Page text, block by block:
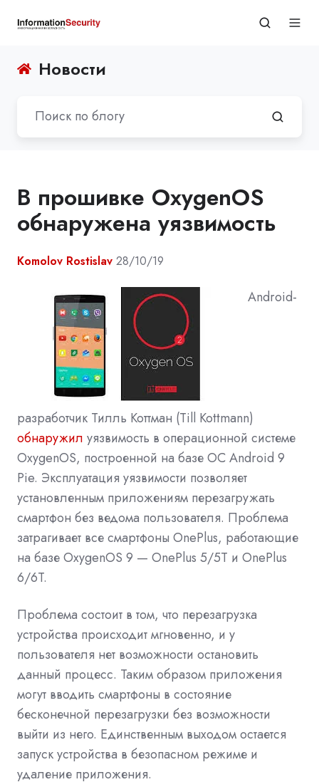
Новости
В прошивке OxygenOS
обнаружена уязвимость
Komolov Rostislav 28/10/19
Android-
разработчик Тилль Коттман (Till Kottmann)
обнаружил уязвимость в операционной системе
OxygenOS, построенной на базе ОС Android 9
Pie. Эксплуатация уязвимости позволяет
установленным приложениям перезагружать
смартфон без ведома пользователя. Проблема
затрагивает все смартфоны OnePlus, работающие
на базе OxygenOS 9 — OnePlus 5/5T и OnePlus
6/6T.
Проблема состоит в том, что перезагрузка
устройства происходит мгновенно, и у
пользователя нет возможности остановить
данный процесс. Таким образом приложения
могут вводить смартфоны в состояние
бесконечной перезагрузки без возможности
выйти из него. Единственным выходом остается
запуск устройства в безопасном режиме и
удаление приложения.